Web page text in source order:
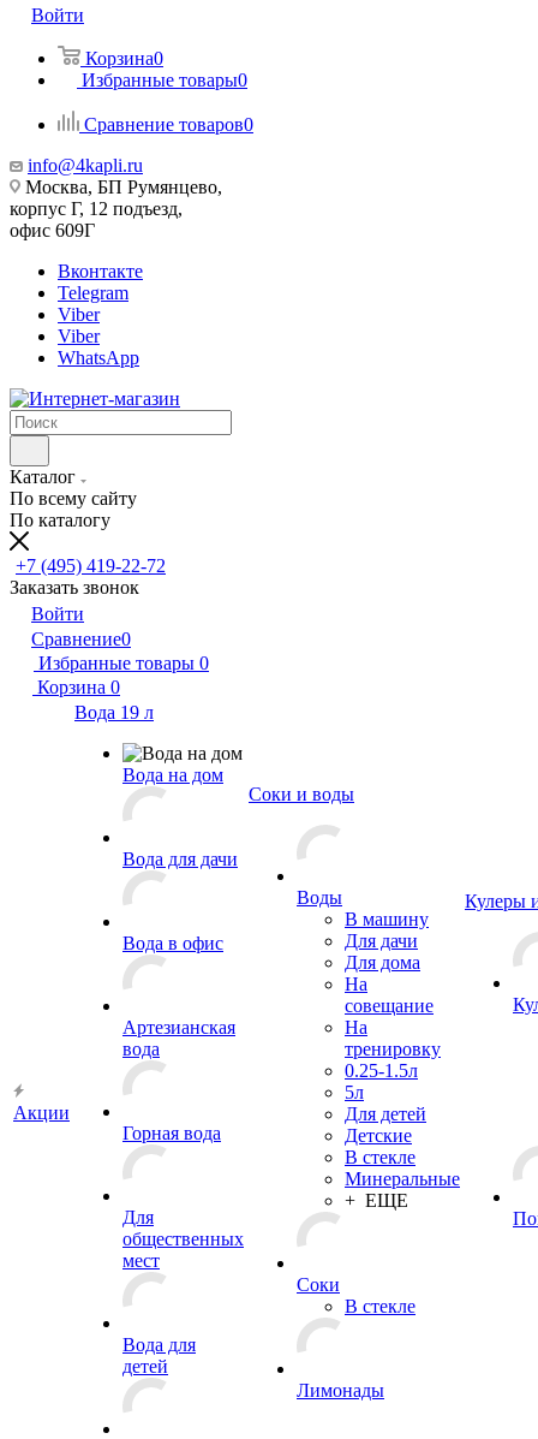
Войти
Корзина0
Избранные товары0
Сравнение товаров0
info@4kapli.ru
Москва, БП Румянцево,
корпус Г, 12 подъезд,
офис 609Г
Вконтакте
Telegram
Viber
Viber
WhatsApp
Каталог
По всему сайту
По каталогу
+7 (495) 419-22-72
Заказать звонок
Войти
Сравнение0
Избранные товары 0
Корзина 0
Акции
Вода 19 л
Вода на дом
Вода для дачи
Вода в офис
Артезианская
вода
Горная вода
Для
общественных
мест
Вода для
детей
Соки и воды
Воды
В машину
Для дачи
Для дома
На
совещание
На
тренировку
0.25-1.5л
5л
Для детей
Детские
В стекле
Минеральные
+ ЕЩЕ
Соки
В стекле
Лимонады
Кулеры